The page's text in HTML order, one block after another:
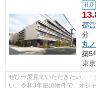
礼0
都
分
丸
築5
東
ぜひ一度見ていただきたい、
い、令和3年築の物件で、オシ